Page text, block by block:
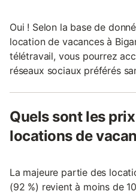
Oui ! Selon la base de
location de vacances à
télétravail, vous pourrez
réseaux sociaux préférés
Quels sont les
locations de
La majeure partie des
(92 %) revient à moins de